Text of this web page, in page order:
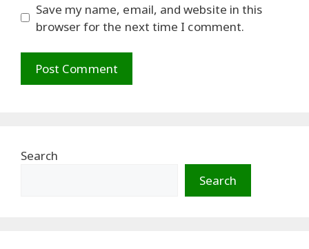
Save my name, email, and website in this
browser for the next time I comment.
Search
Search